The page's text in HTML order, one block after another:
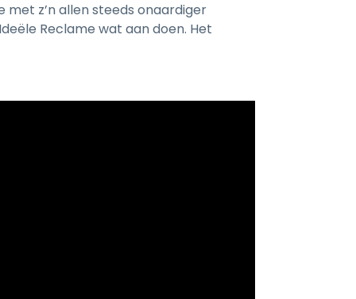
z’n allen steeds onaardiger
Reclame wat aan doen. Het